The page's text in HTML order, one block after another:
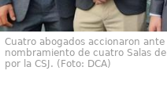
Cuatro abogados accionaron
nombramiento de cuatro Salas
por la CSJ. (Foto: DCA)